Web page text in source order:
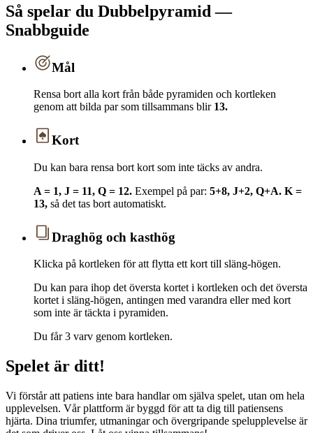
Så spelar du Dubbelpyramid —
Snabbguide
Mål
Rensa bort alla kort från både pyramiden och kortleken
genom att bilda par som tillsammans blir 13.
Kort
Du kan bara rensa bort kort som inte täcks av andra.
A = 1, J = 11, Q = 12. Exempel på par: 5+8, J+2, Q+A. K =
13, så det tas bort automatiskt.
Draghög och kasthög
Klicka på kortleken för att flytta ett kort till släng-högen.
Du kan para ihop det översta kortet i kortleken och det översta
kortet i släng-högen, antingen med varandra eller med kort
som inte är täckta i pyramiden.
Du får 3 varv genom kortleken.
Spelet är ditt!
Vi förstår att patiens inte bara handlar om själva spelet, utan om hela
upplevelsen. Vår plattform är byggd för att ta dig till patiensens
hjärta. Dina triumfer, utmaningar och övergripande spelupplevelse är